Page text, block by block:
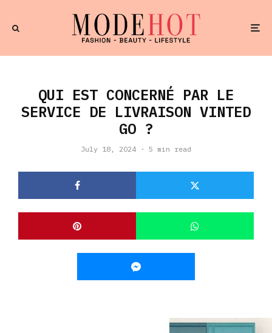
QUI EST CONCERNÉ PAR LE
SERVICE DE LIVRAISON VINTED
GO ?
July 18, 2024 · 5 min read